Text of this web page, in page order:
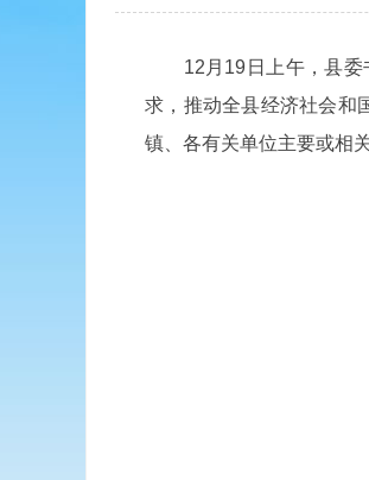
12月19日上午，县委书
求，推动全县经济社会和
镇、各有关单位主要或相